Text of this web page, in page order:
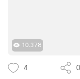
10.378
4 0